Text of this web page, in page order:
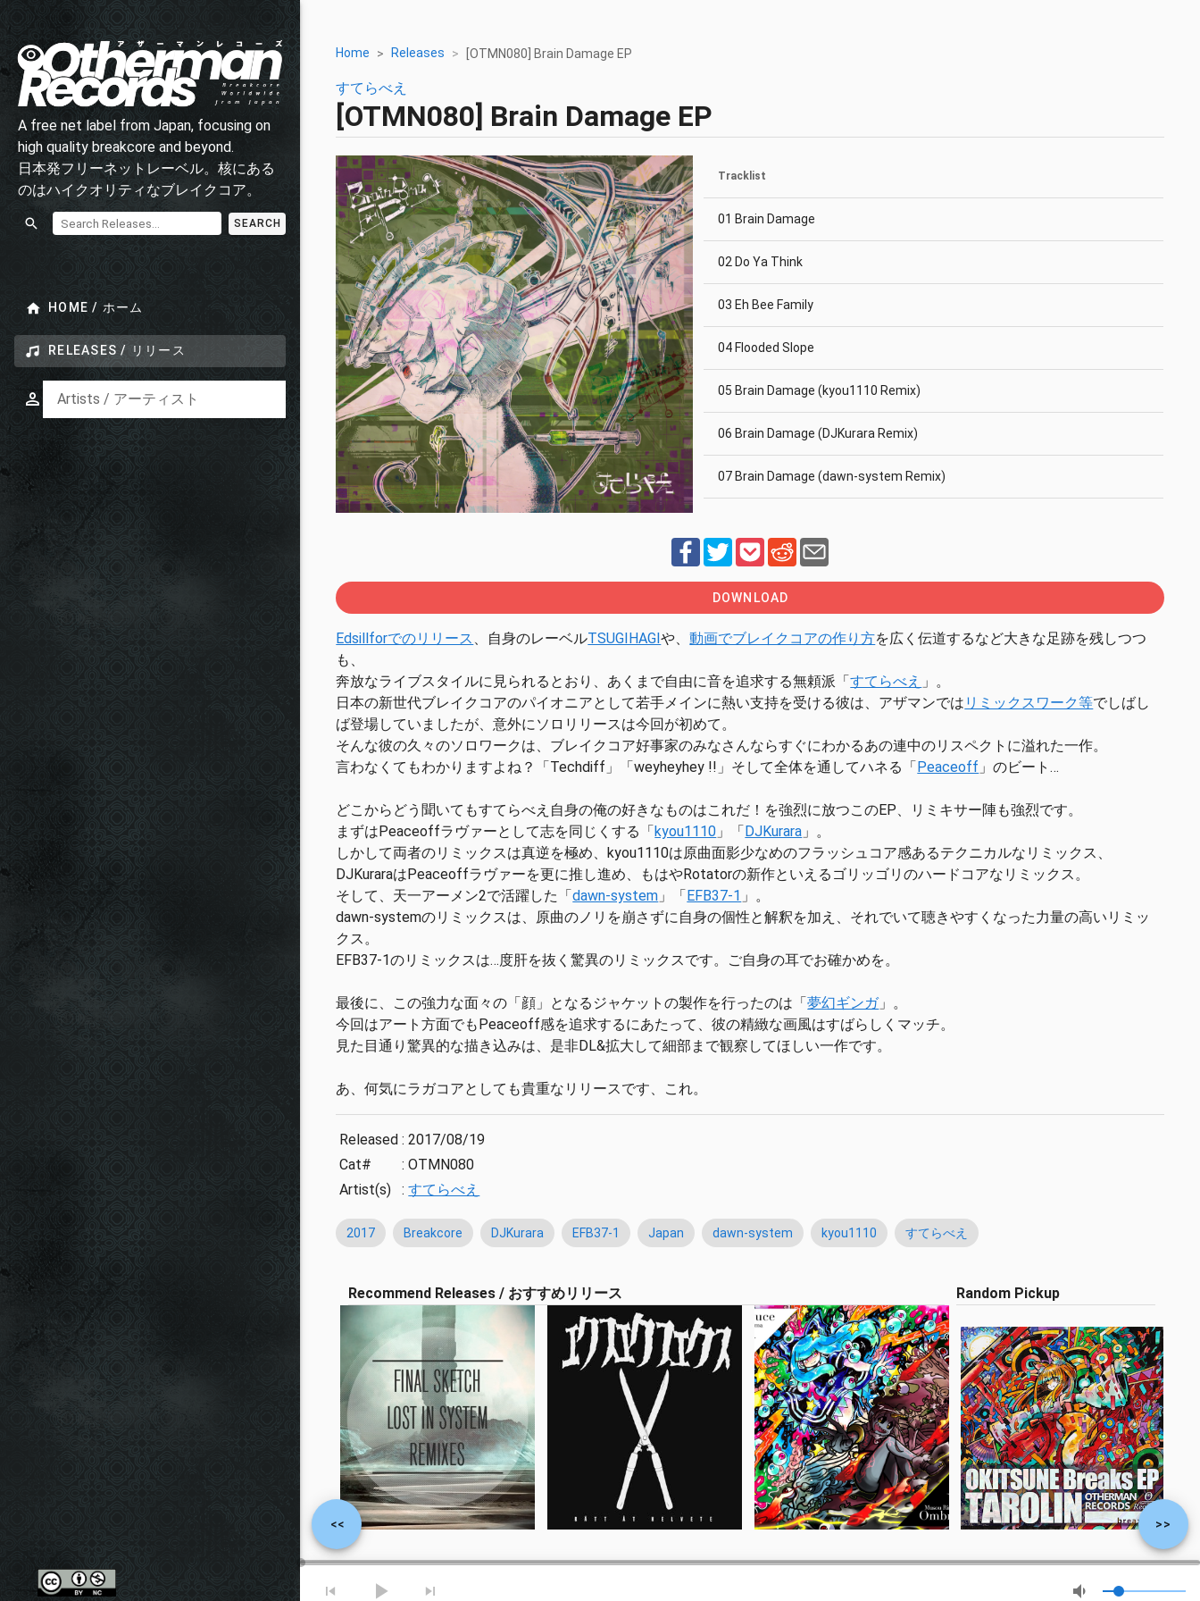
A free net label from Japan, focusing on
high quality breakcore and beyond.
日本発フリーネットレーベル。核にある
のはハイクオリティなブレイクコア。
SEARCH
HOME / ホーム
RELEASES / リリース
Artists / アーティスト
Home Releases [OTMN080] Brain Damage EP
すてらべえ
[OTMN080] Brain Damage EP
Tracklist
01 Brain Damage
02 Do Ya Think
03 Eh Bee Family
04 Flooded Slope
05 Brain Damage (kyou1110 Remix)
06 Brain Damage (DJKurara Remix)
07 Brain Damage (dawn-system Remix)
DOWNLOAD
Edsillforでのリリース 、自身のレーベルTSUGIHAGIや、動画でブレイクコアの作り方を広く伝道するなど大きな足跡を残しつつ
も、
奔放なライブスタイルに見られるとおり、あくまで自由に音を追求する無頼派「すてらべえ 」。
日本の新世代ブレイクコアのパイオニアとして若手メインに熱い支持を受ける彼は、アザマンでは リミックスワーク等でしばし
ば登場していましたが、意外にソロリリースは今回が初めて。
そんな彼の久々のソロワークは、ブレイクコア好事家のみなさんならすぐにわかるあの連中のリスペクトに溢れた一作。
言わなくてもわかりますよね？「Techdiff」「weyheyhey !!」そして全体を通してハネる「Peaceoff 」のビート…
どこからどう聞いてもすてらべえ自身の俺の好きなものはこれだ！を強烈に放つこのEP、リミキサー陣も強烈です。
まずはPeaceoffラヴァーとして志を同じくする「kyou1110 」「DJKurara 」。
しかして両者のリミックスは真逆を極め、kyou1110は原曲面影少なめのフラッシュコア感あるテクニカルなリミックス、
DJKuraraはPeaceoffラヴァーを更に推し進め、もはやRotatorの新作といえるゴリッゴリのハードコアなリミックス。
そして、天一アーメン2で活躍した「dawn-system 」「EFB37-1 」。
dawn-systemのリミックスは、原曲のノリを崩さずに自身の個性と解釈を加え、それでいて聴きやすくなった力量の高いリミッ
クス。
EFB37-1のリミックスは…度肝を抜く驚異のリミックスです。ご自身の耳でお確かめを。
最後に、この強力な面々の「顔」となるジャケットの製作を行ったのは「夢幻ギンガ」。
今回はアート方面でもPeaceoff感を追求するにあたって、彼の精緻な画風はすばらしくマッチ。
見た目通り驚異的な描き込みは、是非DL&拡大して細部まで観察してほしい一作です。
あ、何気にラガコアとしても貴重なリリースです、これ。
Released : 2017/08/19
Cat#
: OTMN080
Artist(s)
: すてらべえ
2017 Breakcore DJKurara EFB37-1 Japan dawn-system kyou1110 すてらべえ
Recommend Releases / おすすめリリース Random Pickup
<< >>